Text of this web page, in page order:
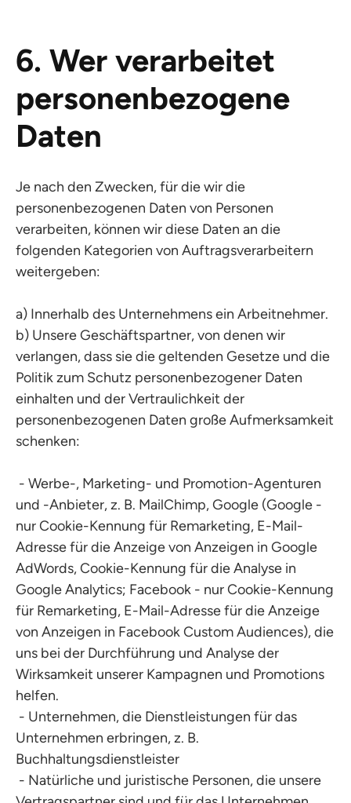
6. Wer verarbeitet
personenbezogene
Daten
Je nach den Zwecken, für die wir die
personenbezogenen Daten von Personen
verarbeiten, können wir diese Daten an die
folgenden Kategorien von Auftragsverarbeitern
weitergeben:
a) Innerhalb des Unternehmens ein Arbeitnehmer.
b) Unsere Geschäftspartner, von denen wir
verlangen, dass sie die geltenden Gesetze und die
Politik zum Schutz personenbezogener Daten
einhalten und der Vertraulichkeit der
personenbezogenen Daten große Aufmerksamkeit
schenken:
- Werbe-, Marketing- und Promotion-Agenturen
und -Anbieter, z. B. MailChimp, Google (Google -
nur Cookie-Kennung für Remarketing, E-Mail-
Adresse für die Anzeige von Anzeigen in Google
AdWords, Cookie-Kennung für die Analyse in
Google Analytics; Facebook - nur Cookie-Kennung
für Remarketing, E-Mail-Adresse für die Anzeige
von Anzeigen in Facebook Custom Audiences), die
uns bei der Durchführung und Analyse der
Wirksamkeit unserer Kampagnen und Promotions
helfen.
- Unternehmen, die Dienstleistungen für das
Unternehmen erbringen, z. B.
Buchhaltungsdienstleister
- Natürliche und juristische Personen, die unsere